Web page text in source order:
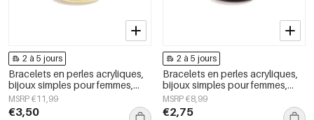
2 à 5 jours
Bracelets en perles acryliques,
bijoux simples pour femmes,
collection Daily Simple
MSRP €11,99
€3,50
2 à 5 jours
Bracelets en perles acryliques,
bijoux simples pour femmes,
collection Daily Simple
MSRP €8,99
€2,75